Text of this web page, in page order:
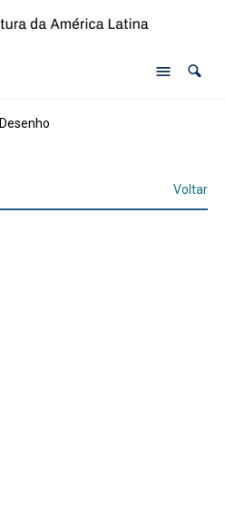
Desenho
Voltar